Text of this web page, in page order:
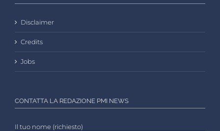
Disclaimer
Credits
Jobs
CONTATTA LA REDAZIONE PMI NEWS
Il tuo nome (richiesto)